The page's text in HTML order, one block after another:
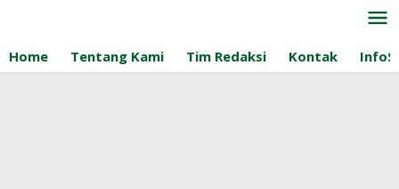
konten
Home Tentang Kami Tim Redaksi Kontak